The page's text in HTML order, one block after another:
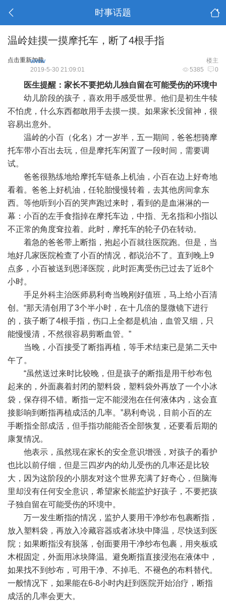
时事话题
温岭娃摸一摸摩托车，断了4根手指
点击重新加载 楼主
www
5385 0
2019-5-30 21:09:01
医生提醒：家长不要把幼儿独自留在可能受伤的环境中
幼儿阶段的孩子，喜欢用手感受世界。他们是初生牛犊
不怕虎，什么东西都敢用手去摸一摸。如果家长没留神，很
容易出意外。
温岭的小百（化名）才一岁半，五一期间，爸爸想骑摩
托车带小百出去玩，但是摩托车闲置了一段时间，需要调
试。
爸爸很熟练地给摩托车链条上机油，小百在边上好奇地
看着。爸爸上好机油，任轮胎慢慢转着，去其他房间拿东
西。等他听到小百的哭声跑过来时，看到的是血淋淋的一
幕：小百的左手食指掉在摩托车边，中指、无名指和小指以
不正常的角度耷拉着。此时，摩托车的轮子仍在转动。
着急的爸爸带上断指，抱起小百就往医院跑。但是，当
地好几家医院检查了小百的情况，都说治不了。直到晚上9
点多，小百被送到恩泽医院，此时距离受伤已过去了近8个
小时。
手足外科主治医师易利奇当晚刚好值班，马上给小百清
创。“那天清创用了3个半小时，在十几倍的显微镜下进行
的，孩子断了4根手指，伤口上全都是机油，血管又细，只
能慢慢清，不然很容易剪断血管。”
当晚，小百接受了断指再植，等手术结束已是第二天中
午了。
“虽然送过来时比较晚，但是孩子的断指是用干纱布包
起来的，外面裹着封闭的塑料袋，塑料袋外再放了一个小冰
袋，保存得不错。断指一定不能浸泡在任何液体内，这会直
接影响到断指再植成活的几率。”易利奇说，目前小百的左
手断指全部成活，但手指功能能否全部恢复，还要看后期的
康复情况。
他表示，虽然现在家长的安全意识增强，对孩子的看护
也比以前仔细，但是三四岁内的幼儿受伤的几率还是比较
大，因为这阶段的小朋友对这个世界充满了好奇心，但脑海
里却没有任何安全意识，希望家长能监护好孩子，不要把孩
子独自留在可能受伤的环境中。
万一发生断指的情况，监护人要用干净纱布包裹断指，
放入塑料袋，再放入冷藏容器或者冰块中降温，尽快送到医
院；如果断指没有脱落，创面要用干净纱布包裹，用夹板或
木棍固定，外面用冰块降温。避免断指直接浸泡在液体中，
如果找不到纱布，可用干净、不掉毛、不褪色的布料替代。
一般情况下，如果能在6-8小时内赶到医院开始治疗，断指
成活的几率会更大。